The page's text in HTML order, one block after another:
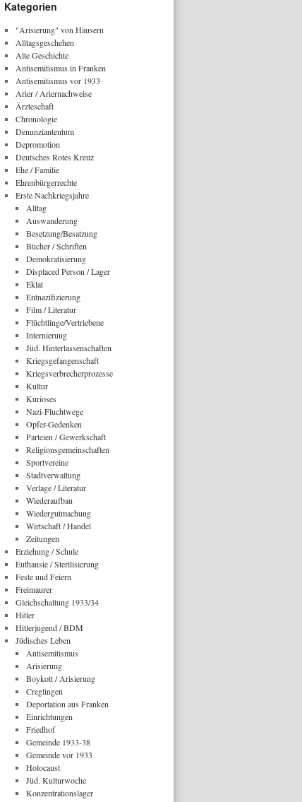
Kategorien
"Arisierung" von Häusern
Alltagsgeschehen
Alte Geschichte
Antisemitismus in Franken
Antisemitismus vor 1933
Arier / Ariernachweise
Ärzteschaft
Chronologie
Denunziantentum
Depromotion
Deutsches Rotes Kreuz
Ehe / Familie
Ehrenbürgerrechte
Erste Nachkriegsjahre
Alltag
Auswanderung
Besetzung/Besatzung
Bücher / Schriften
Demokratisierung
Displaced Person / Lager
Eklat
Entnazifizierung
Film / Literatur
Flüchtlinge/Vertriebene
Internierung
Jüd. Hinterlassenschaften
Kriegsgefangenschaft
Kriegsverbrecherprozesse
Kultur
Kurioses
Nazi-Fluchtwege
Opfer-Gedenken
Parteien / Gewerkschaft
Religionsgemeinschaften
Sportvereine
Stadtverwaltung
Verlage / Literatur
Wiederaufbau
Wiedergutmachung
Wirtschaft / Handel
Zeitungen
Erziehung / Schule
Euthansie / Sterilisierung
Feste und Feiern
Freimaurer
Gleichschaltung 1933/34
Hitler
Hitlerjugend / BDM
Jüdisches Leben
Antisemitismus
Arisierung
Boykott / Arisierung
Creglingen
Deportation aus Franken
Einrichtungen
Friedhof
Gemeinde 1933-38
Gemeinde vor 1933
Holocaust
Jüd. Kulturwoche
Konzentrationslager